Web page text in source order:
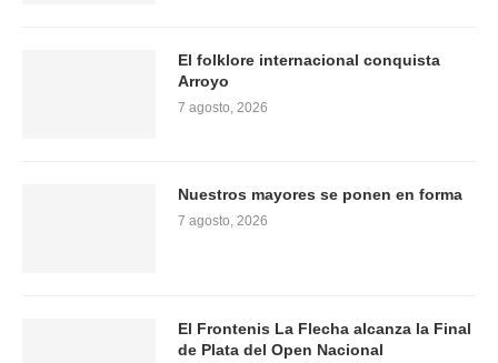
El folklore internacional conquista
Arroyo
7 agosto, 2026
Nuestros mayores se ponen en forma
7 agosto, 2026
El Frontenis La Flecha alcanza la Final
de Plata del Open Nacional